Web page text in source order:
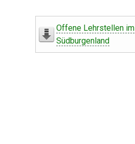
Offene Lehrstellen im
Südburgenland